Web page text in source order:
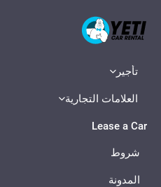
تأجير
العلامات التجارية
Lease a Car
شروط
المدونة